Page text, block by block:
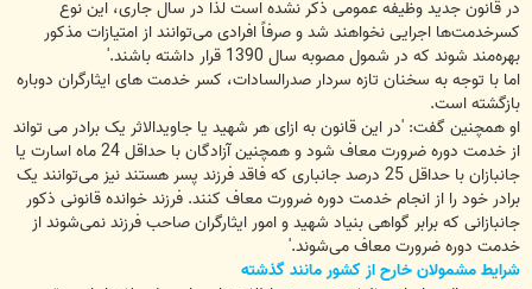
در قانون جدید وظیفه عمومی ذکر نشده است لذا در سال جاری، این نوع
کسرخدمت‌ها اجرایی نخواهند شد و صرفاً افرادی می‌توانند از امتیازات مذکور
بهره‌مند شوند که در شمول مصوبه سال 1390 قرار داشته باشند.'
اما با توجه به سخنان تازه سردار صدرالسادات، کسر خدمت های ایثارگران دوباره
بازگشته است.
او همچنین گفت: 'در این قانون به ازای هر شهید یا جاویدالاثر یک برادر می تواند
از خدمت دوره ضرورت معاف شود و همچنین آزادگان با حداقل 24 ماه اسارت یا
جانبازان با حداقل 25 درصد جانباری که فاقد فرزند پسر هستند نیز می‌توانند یک
برادر خود را از انجام خدمت دوره ضرورت معاف کنند. فرزند خوانده قانونی ذکور
جانبازانی که برابر گواهی بنیاد شهید و امور ایثارگران صاحب فرزند نمی‌شوند از
خدمت دوره ضرورت معاف می‌شوند.'
شرایط مشمولان خارح از کشور مانند گذشته